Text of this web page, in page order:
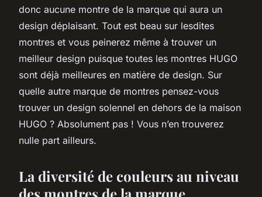
donc aucune montre de la marque qui aura un
design déplaisant. Tout est beau sur lesdites
montres et vous peinerez même à trouver un
meilleur design puisque toutes les montres HUGO
sont déjà meilleures en matière de design. Sur
quelle autre marque de montres pensez-vous
trouver un design solennel en dehors de la maison
HUGO ? Absolument pas ! Vous n’en trouverez
nulle part ailleurs.
La diversité de couleurs au niveau